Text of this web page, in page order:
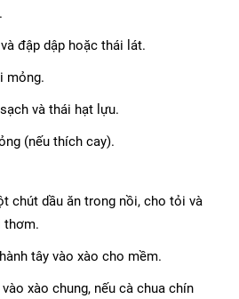
đập dập hoặc thái lát.
mỏng.
và thái hạt lựu.
(nếu thích cay).
chút dầu ăn trong nồi, cho tỏi và
thơm.
tây vào xào cho mềm.
xào chung, nếu cà chua chín